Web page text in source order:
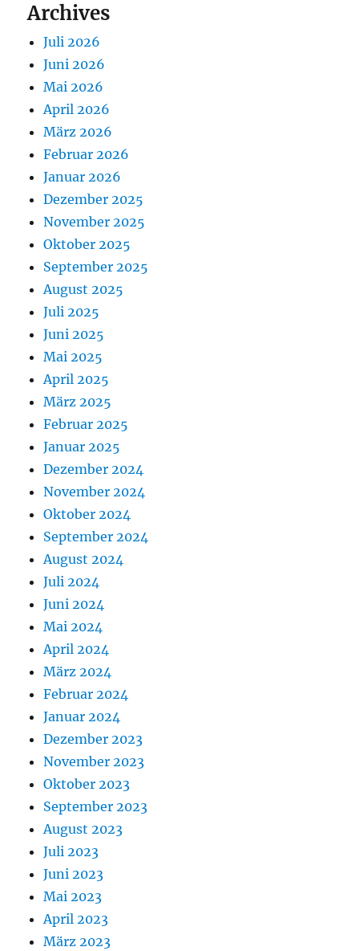
Archives
Juli 2026
Juni 2026
Mai 2026
April 2026
März 2026
Februar 2026
Januar 2026
Dezember 2025
November 2025
Oktober 2025
September 2025
August 2025
Juli 2025
Juni 2025
Mai 2025
April 2025
März 2025
Februar 2025
Januar 2025
Dezember 2024
November 2024
Oktober 2024
September 2024
August 2024
Juli 2024
Juni 2024
Mai 2024
April 2024
März 2024
Februar 2024
Januar 2024
Dezember 2023
November 2023
Oktober 2023
September 2023
August 2023
Juli 2023
Juni 2023
Mai 2023
April 2023
März 2023